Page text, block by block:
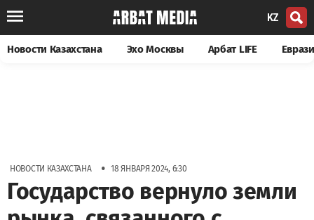
KZ
Новости Казахстана Эхо Москвы Арбат LIFE
НОВОСТИ КАЗАХСТАНА • 18 ЯНВАРЯ 2024, 6:30
Государство вернуло земли